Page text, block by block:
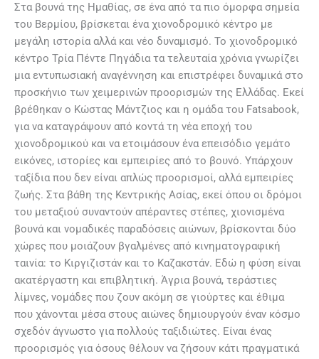
Στα βουνά της Ημαθίας, σε ένα από τα πιο όμορφα σημεία
του Βερμίου, βρίσκεται ένα χιονοδρομικό κέντρο με
μεγάλη ιστορία αλλά και νέο δυναμισμό. Το χιονοδρομικό
κέντρο Τρία Πέντε Πηγάδια τα τελευταία χρόνια γνωρίζει
μια εντυπωσιακή αναγέννηση και επιστρέφει δυναμικά στο
προσκήνιο των χειμερινών προορισμών της Ελλάδας. Εκεί
βρέθηκαν ο Κώστας Μάντζιος και η ομάδα του Fatsabook,
για να καταγράψουν από κοντά τη νέα εποχή του
χιονοδρομικού και να ετοιμάσουν ένα επεισόδιο γεμάτο
εικόνες, ιστορίες και εμπειρίες από το βουνό. Υπάρχουν
ταξίδια που δεν είναι απλώς προορισμοί, αλλά εμπειρίες
ζωής. Στα βάθη της Κεντρικής Ασίας, εκεί όπου οι δρόμοι
του μεταξιού συναντούν απέραντες στέπες, χιονισμένα
βουνά και νομαδικές παραδόσεις αιώνων, βρίσκονται δύο
χώρες που μοιάζουν βγαλμένες από κινηματογραφική
ταινία: το Κιργιζιστάν και το Καζακστάν. Εδώ η φύση είναι
ακατέργαστη και επιβλητική. Άγρια βουνά, τεράστιες
λίμνες, νομάδες που ζουν ακόμη σε γιούρτες και έθιμα
που χάνονται μέσα στους αιώνες δημιουργούν έναν κόσμο
σχεδόν άγνωστο για πολλούς ταξιδιώτες. Είναι ένας
προορισμός για όσους θέλουν να ζήσουν κάτι πραγματικά